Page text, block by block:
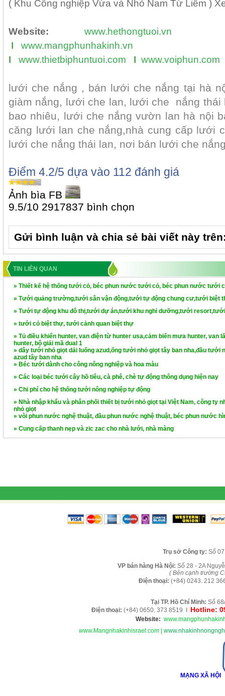
( Khu Công nghiệp Vừa và Nhỏ Nam Từ Liêm )
Website:
www.hethongtuoi.vn
I
www.mangphunhakinh.vn
I
www.thietbiphuntuoi.com I www.voiphun.com
lưới che nắng , bán lưới che nắng tại hà
giàm nắng, lưới che lan, lưới che nắng thái
bao nhiêu, lưới che nắng vườn lan hà nội
căng lưới lan che nắng,nhà cung cấp lưới
lưới che nắng thái lan, nơi bán lưới che
Điểm 4.2/5 dựa vào 112 đánh giá
Ảnh bìa FB
9.5/10 2917837 bình chọn
Gửi bình luận và chia sẻ bài viết này
TIN LIÊN QUAN
» Thiết kế hệ thống tưới cỏ, béc phun nước tưới cỏ, béc phun nước tưới
» Tưới quảng trường,tưới sân vận động,tưới tự động chung cư,tưới biệt
» Tưới tự động khu đô thị,tưới dự án,tưới khu nghỉ dưỡng,tưới
» tưới cỏ biệt thự, tưới cảnh quan biệt thự
» Tủ điều khiển hunter, van điện từ hunter usa,cảm biến mưa hunter, van
hunter, bộ giải mã dual 1
» dây tưới nhỏ giọt dải luống azud,ống tưới nhỏ giọt tây ban nha,đầu tưới
azud tây ban nha
» Béc tưới dành cho công nông nghiệp và hoa màu
» Các loại béc tưới cây hồ tiêu, cà phê, chè tự động thông dụng hiện nay
» Chi phí cho hệ thống tưới nông nghiệp tự động
» Nhà nhập khẩu và phân phối thiết bị tưới nhỏ giọt tại Việt Nam, công ty
nhỏ giọt
» vòi phun nước nghệ thuật, đầu phun nước nghệ thuật, béc phun nước
» Cung cấp thanh nẹp và zic zac cho nhà lưới, nhà màng
Trụ sở Công ty: Số
VP bán hàng Hà Nội: Số 28 - 2A
( Bên cạnh trường
Điện thoại: (+84) 0243. 212
Tại TP. H ồ Chí Minh: Số
Điện thoại: (+84) 0650. 373 8519 I Hotline:
Website:
www.Mangnhakinhisrael.com
MẠNG XÃ HỘI